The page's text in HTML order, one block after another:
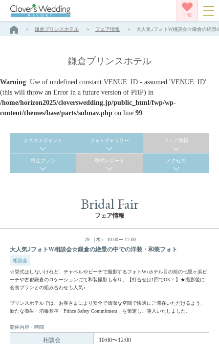
一覧
鎌倉プリンスホテル フェア情報 大人気♪フォトW相談会☆鎌倉の絶景
鎌倉プリンスホテル
Warning: Use of undefined constant VENUE_ID - assumed 'VENUE_ID'
(this will throw an Error in a future version of PHP) in
/home/horizon2025/cloverswedding.jp/public_html/fwp/wp-
content/themes/base/parts/subnav.php on line 99
オススメポイント フォトギャラリー フェア情報
料金プラン 挙式レポート アクセス
Bridal Fair
フェア情報
29 （木） 10:00 17:00
大人気♪フォトW相談会☆鎌倉の絶景の中での洋装・和装フォト
相談会
☆挙式はしないけれど、チャペルやビーチで撮影するフォトW♪ホテル目の前の七里ヶ浜ビ
ーチや古都鎌倉のロケーションにて和装撮影も有り。【打合せは1回でOK！】★撮影後に
会食プランとの組み合わせも人気♪
プリンスホテルでは、お客さまにより安全で清潔な空間で快適にご滞在いただけるよう、
新たな衛生・消毒基準「Prince Safety Commitment」を策定し、導入いたしました。
開催内容・時間
相談会 10:00〜12:00